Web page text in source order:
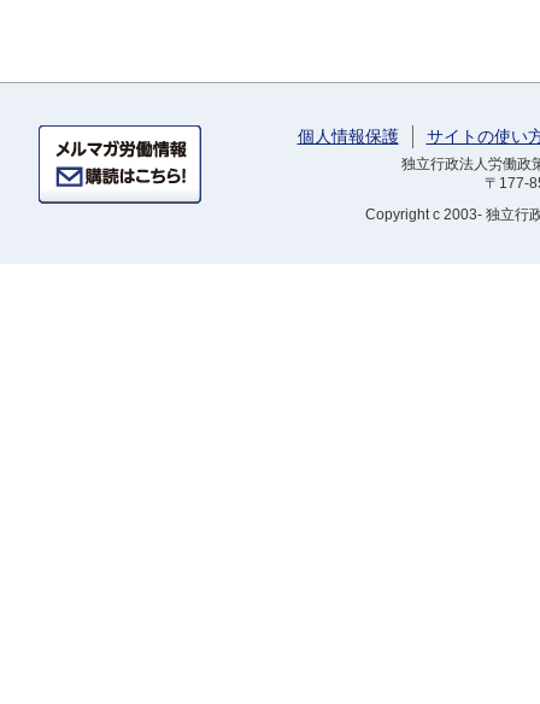
個人情報保護 サイトの使い
独立行政法人労働
〒177-
Copyrightc 2003- 独立行